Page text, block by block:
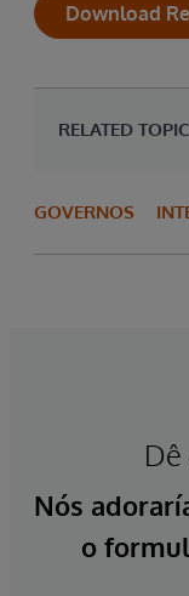
Download
RELATED
GOVERNOS
Nós
o